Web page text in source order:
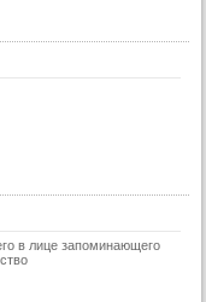
в лице запоминающего